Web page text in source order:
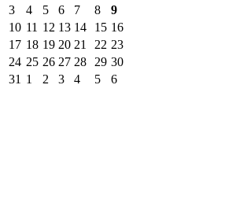
3
4 5 6 7 8
9
10 11 12 13 14 15 16
17 18 19 20 21 22 23
24 25 26 27 28 29 30
31 1 2 3 4 5 6